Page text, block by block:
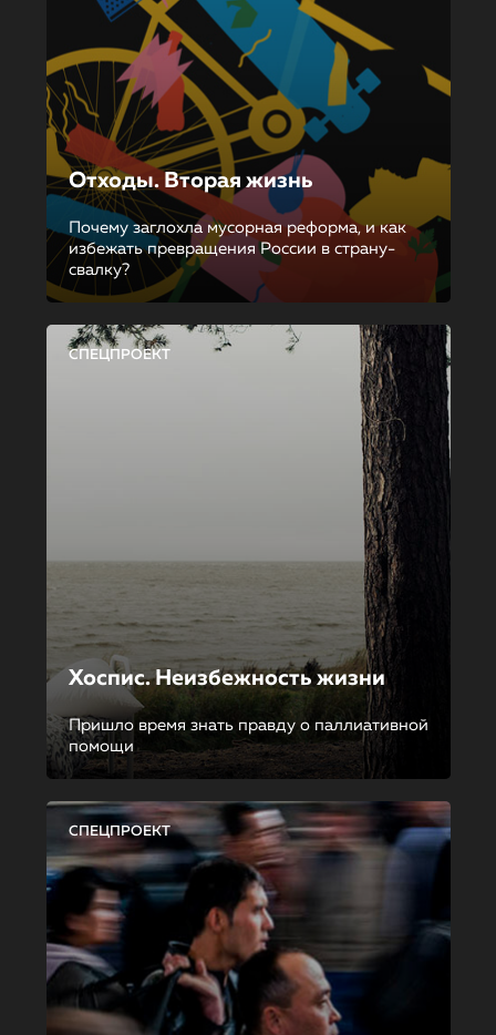
Отходы. Вторая жизнь
Почему заглохла мусорная реформа, и как
избежать превращения России в страну-
свалку?
СПЕЦПРОЕКТ
Хоспис. Неизбежность жизни
Пришло время знать правду о паллиативной
помощи
СПЕЦПРОЕКТ